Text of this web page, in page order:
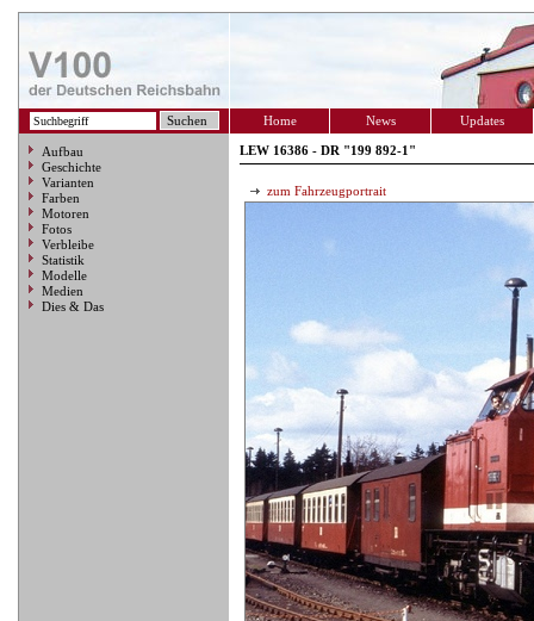
Home News Updates
Aufbau
Geschichte
Varianten
Farben
Motoren
Fotos
Verbleibe
Statistik
Modelle
Medien
Dies & Das
LEW 16386 - DR "199 892-1"
zum Fahrzeugportrait